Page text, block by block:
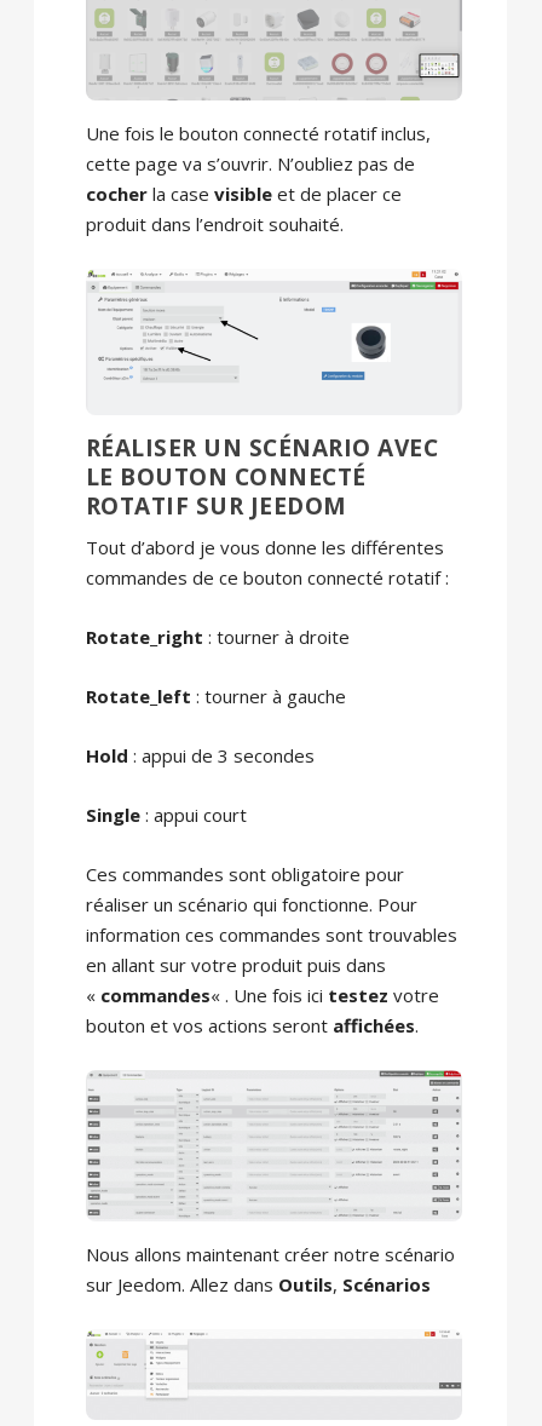
Une fois le bouton connecté rotatif inclus,
cette page va s’ouvrir. N’oubliez pas de
cocherla case visibleet de placer ce
produit dans l’endroit souhaité.
RÉALISER UN SCÉNARIO AVEC
LE BOUTON CONNECTÉ
ROTATIF SUR JEEDOM
Tout d’abord je vous donne les différentes
commandes de ce bouton connecté rotatif :
Rotate_right : tourner à droite
Rotate_left : tourner à gauche
Hold : appui de 3 secondes
Single: appui court
Ces commandes sont obligatoire pour
réaliser un scénario qui fonctionne. Pour
information ces commandes sont trouvables
en allant sur votre produit puis dans
« commandes« . Une fois ici testez votre
bouton et vos actions seront affichées.
Nous allons maintenant créer notre scénario
sur Jeedom. Allez dans Outils, Scénarios